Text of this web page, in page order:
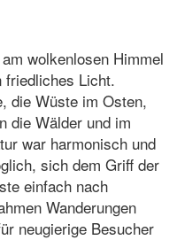
wolkenlosen Himmel
friedliches Licht.
die Wüste im Osten,
die Wälder und im
war harmonisch und
sich dem Griff der
einfach nach
Wanderungen
neugierige Besucher